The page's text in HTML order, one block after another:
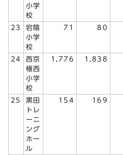
小学
校
23
宕陰
小学
校
71 80
24
西京
極西
小学
校
1,776 1,838
25
黒田
トレ
ーニ
ング
ホー
ル
154 169